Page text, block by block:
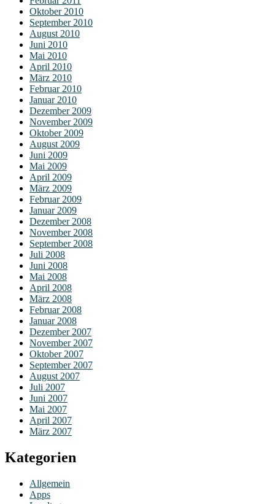
Oktober 2010
September 2010
August 2010
Juni 2010
Mai 2010
April 2010
März 2010
Februar 2010
Januar 2010
Dezember 2009
November 2009
Oktober 2009
August 2009
Juni 2009
Mai 2009
April 2009
März 2009
Februar 2009
Januar 2009
Dezember 2008
November 2008
September 2008
Juli 2008
Juni 2008
Mai 2008
April 2008
März 2008
Februar 2008
Januar 2008
Dezember 2007
November 2007
Oktober 2007
September 2007
August 2007
Juli 2007
Juni 2007
Mai 2007
April 2007
März 2007
Kategorien
Allgemein
Apps